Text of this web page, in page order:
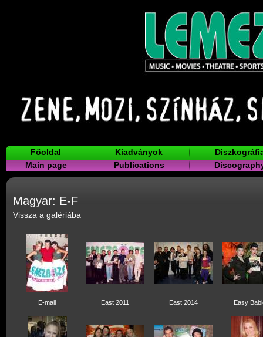
Főoldal Kiadványok
Main page
Publications
Magyar: E-F
Vissza a galériába
E-mail East 2011 East 2014 Easy